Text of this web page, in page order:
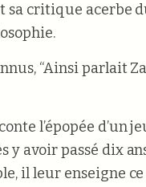
sa critique acerbe
“Ainsi parlait
l’épopée d’un
y avoir passé dix
il leur enseigne